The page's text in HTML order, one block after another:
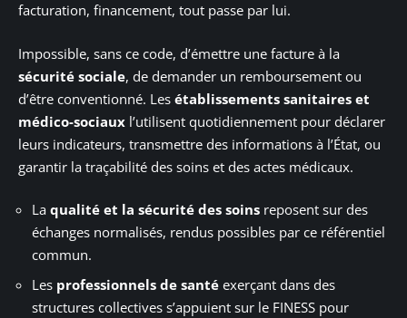
facturation, financement, tout passe par lui.
Impossible, sans ce code, d’émettre une facture à la
sécurité sociale, de demander un remboursement ou
d’être conventionné. Les établissements sanitaires et
médico-sociaux l’utilisent quotidiennement pour déclarer
leurs indicateurs, transmettre des informations à l’État, ou
garantir la traçabilité des soins et des actes médicaux.
La qualité et la sécurité des soins reposent sur des
échanges normalisés, rendus possibles par ce référentiel
commun.
Les professionnels de santé exerçant dans des
structures collectives s’appuient sur le FINESS pour